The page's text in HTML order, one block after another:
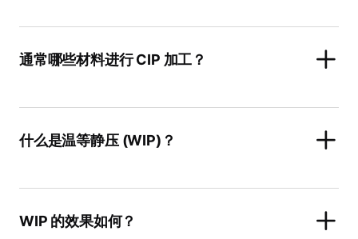
通常哪些材料进行 CIP 加工？
什么是温等静压 (WIP)？
WIP 的效果如何？